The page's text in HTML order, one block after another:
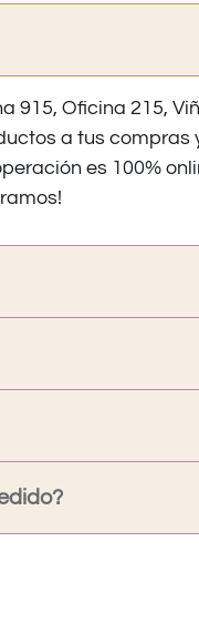
915, Oficina 215,
a tus compras
es 100%